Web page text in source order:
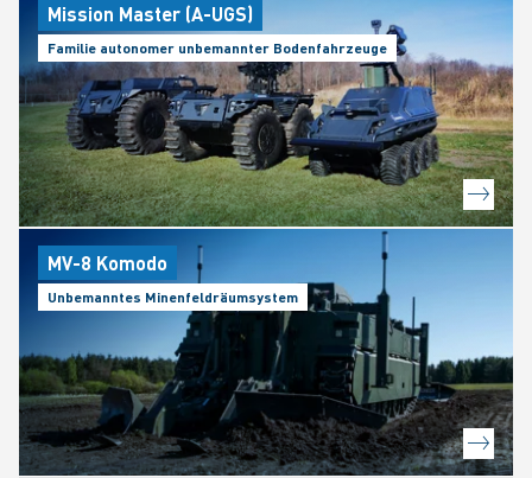
Mission Master (A-UGS)
Familie autonomer unbemannter Bodenfahrzeuge
MV-8 Komodo
Unbemanntes Minenfeldräumsystem